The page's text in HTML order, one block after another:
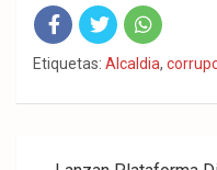
Fac
eb
Twit
ter
Wha
tsA
Etiquetas: Alcaldia,
Navegación